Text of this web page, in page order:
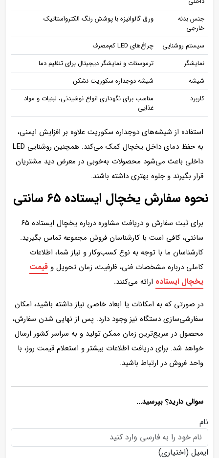
جنس بدنه
خارجی
ورق گالوانیزه با پوشش رنگ الکترواستاتیک
سیستم روشنایی
چراغ‌های LED کم‌مصرف
نمایشگر
ترموستات و نمایشگر دیجیتال برای تنظیم دما
شیشه
شیشه دوجداره سکوریت نشکن
کاربرد
مناسب برای نگهداری انواع نوشیدنی، لبنیات و مواد
غذایی
استفاده از شیشه‌های دوجداره سکوریت علاوه بر افزایش ایمنی،
به حفظ دمای داخل یخچال کمک می‌کند. همچنین روشنایی LED
داخلی باعث می‌شود محصولات به‌خوبی در معرض دید مشتریان
قرار بگیرند و جلوه بهتری داشته باشند.
نحوه سفارش یخچال ایستاده ۶۵ سانتی
برای ثبت سفارش و دریافت مشاوره درباره یخچال ایستاده ۶۵
سانتی، کافی است با کارشناسان فروش مجموعه تماس بگیرید.
کارشناسان ما با توجه به نوع کسب‌وکار و نیاز شما، اطلاعات
کاملی درباره مشخصات فنی، ظرفیت، زمان تحویل و قیمت
یخچال ایستاده ارائه می‌کنند.
در صورتی که به امکانات یا ابعاد خاصی نیاز داشته باشید، امکان
سفارشی‌سازی دستگاه نیز وجود دارد. پس از نهایی شدن سفارش،
محصول در سریع‌ترین زمان ممکن تولید و به سراسر کشور ارسال
خواهد شد. برای دریافت اطلاعات بیشتر و استعلام قیمت روز، با
واحد فروش در ارتباط باشید.
سوالی دارید؟ بپرسید...
نام
ایمیل (اختیاری)